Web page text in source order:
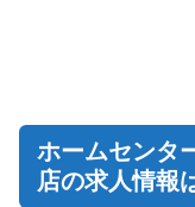
ホームセンタ
店の求人情報